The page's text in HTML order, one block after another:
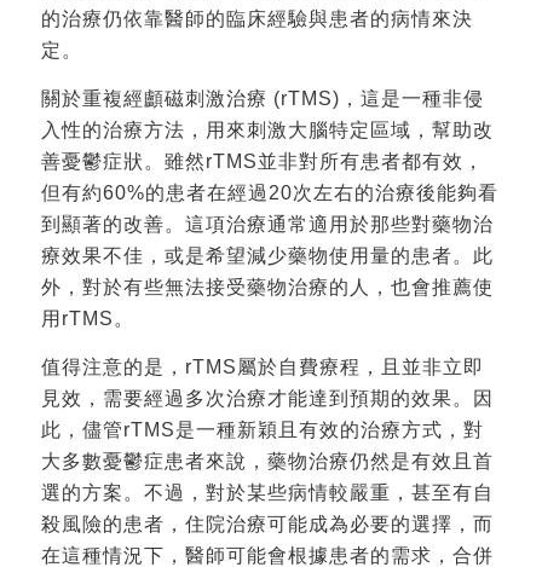
的治療仍依靠醫師的臨床經驗與患者的病情來決
定。
關於重複經顱磁刺激治療 (rTMS)，這是一種非侵
入性的治療方法，用來刺激大腦特定區域，幫助改
善憂鬱症狀。雖然rTMS並非對所有患者都有效，
但有約60%的患者在經過20次左右的治療後能夠看
到顯著的改善。這項治療通常適用於那些對藥物治
療效果不佳，或是希望減少藥物使用量的患者。此
外，對於有些無法接受藥物治療的人，也會推薦使
用rTMS。
值得注意的是，rTMS屬於自費療程，且並非立即
見效，需要經過多次治療才能達到預期的效果。因
此，儘管rTMS是一種新穎且有效的治療方式，對
大多數憂鬱症患者來說，藥物治療仍然是有效且首
選的方案。不過，對於某些病情較嚴重，甚至有自
殺風險的患者，住院治療可能成為必要的選擇，而
在這種情況下，醫師可能會根據患者的需求，合併